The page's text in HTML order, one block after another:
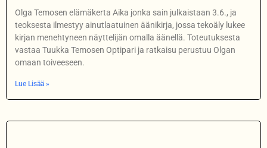
Olga Temosen elämäkerta Aika jonka sain julkaistaan 3.6., ja
teoksesta ilmestyy ainutlaatuinen äänikirja, jossa tekoäly lukee
kirjan menehtyneen näyttelijän omalla äänellä. Toteutuksesta
vastaa Tuukka Temosen Optipari ja ratkaisu perustuu Olgan
omaan toiveeseen.
Lue Lisää »